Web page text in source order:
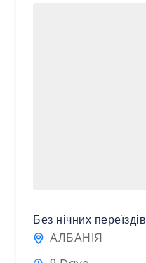
Без нічних переїздів
АЛБАНІЯ